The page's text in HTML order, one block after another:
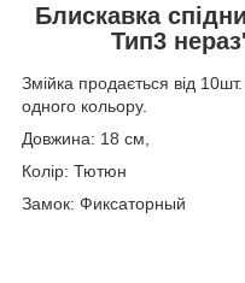
Блискавка
Тип3
Змійка продається від
одного кольору.
Довжина: 18 см,
Колір: Тютюн
Замок: Фиксаторный